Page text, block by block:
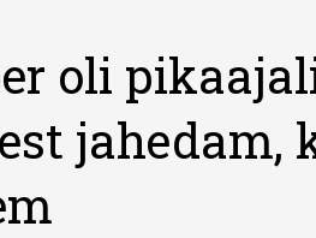
oli
jahedam,